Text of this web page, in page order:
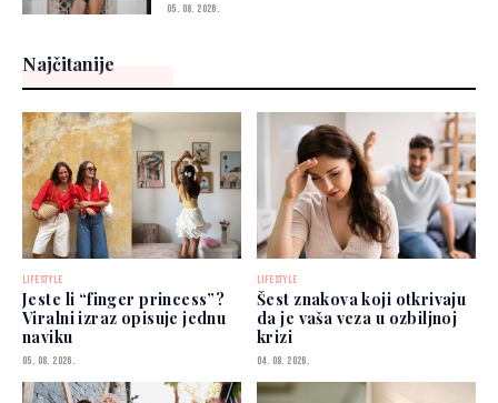
05. 08. 2026.
Najčitanije
LIFESTYLE
Jeste li “finger princess”?
Viralni izraz opisuje jednu
naviku
05. 08. 2026.
LIFESTYLE
Šest znakova koji otkrivaju
da je vaša veza u ozbiljnoj
krizi
04. 08. 2026.